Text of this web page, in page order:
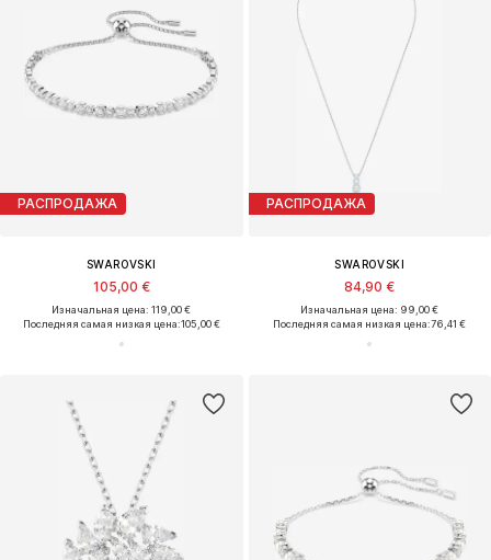
РАСПРОДАЖА
SWAROVSKI
105,00 €
Изначальная цена: 119,00 €
Последняя самая низкая цена:105,00 €
РАСПРОДАЖА
SWAROVSKI
84,90 €
Изначальная цена: 99,00 €
Последняя самая низкая цена:76,41 €